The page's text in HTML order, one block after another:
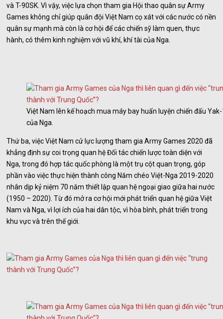
và T-90SK. Vì vậy, việc lựa chọn tham gia Hội thao quân sự Army
Games không chỉ giúp quân đội Việt Nam cọ xát với các nước có nền
quân sự mạnh mà còn là cơ hội để các chiến sỹ làm quen, thực
hành, có thêm kinh nghiệm với vũ khí, khí tài của Nga.
Việt Nam lên kế hoạch mua máy bay huấn luyện chiến đấu
của Nga.
Thứ ba, việc Việt Nam cử lực lượng tham gia Army Games 2020 đã
khẳng định sự coi trọng quan hệ Đối tác chiến lược toàn diện với
Nga, trong đó hợp tác quốc phòng là một trụ cột quan trọng, góp
phần vào việc thực hiện thành công Năm chéo Việt-Nga 2019-2020
nhân dịp kỷ niệm 70 năm thiết lập quan hệ ngoại giao giữa hai nước
(1950 – 2020). Từ đó mở ra cơ hội mới phát triển quan hệ giữa Việt
Nam và Nga, vì lợi ích của hai dân tộc, vì hòa bình, phát triển trong
khu vực và trên thế giới.